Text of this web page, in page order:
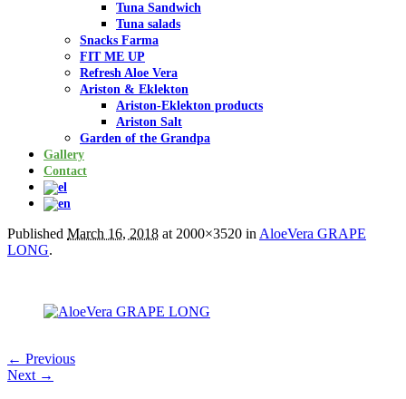
Tuna Sandwich
Tuna salads
Snacks Farma
FIT ME UP
Refresh Aloe Vera
Ariston & Eklekton
Ariston-Eklekton products
Ariston Salt
Garden of the Grandpa
Gallery
Contact
Published March 16, 2018 at 2000×3520 in AloeVera GRAPE
LONG.
← Previous
Next →